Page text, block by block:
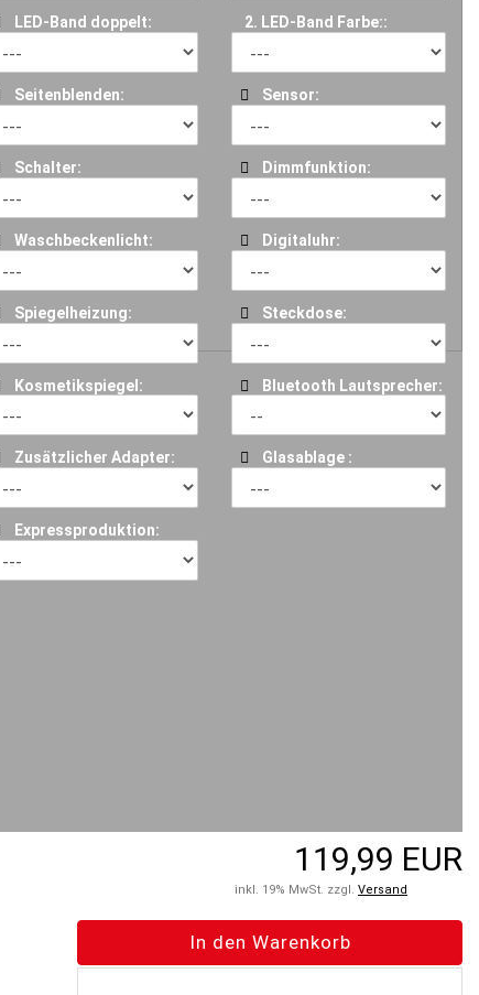
LED-Band doppelt: 2. LED-Band Farbe::
Seitenblenden: Sensor:
Schalter: Dimmfunktion:
Waschbeckenlicht: Digitaluhr:
Spiegelheizung: Steckdose:
Kosmetikspiegel: Bluetooth Lautsprecher:
Zusätzlicher Adapter: Glasablage :
Expressproduktion:
119,99 EUR
inkl. 19% MwSt. zzgl. Versand